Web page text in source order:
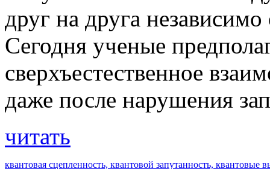
друг на друга
Сегодня ученые
сверхъестественное
даже после нарушения
читать
квантовая сцепленность, квантовой запутанность, квантовые